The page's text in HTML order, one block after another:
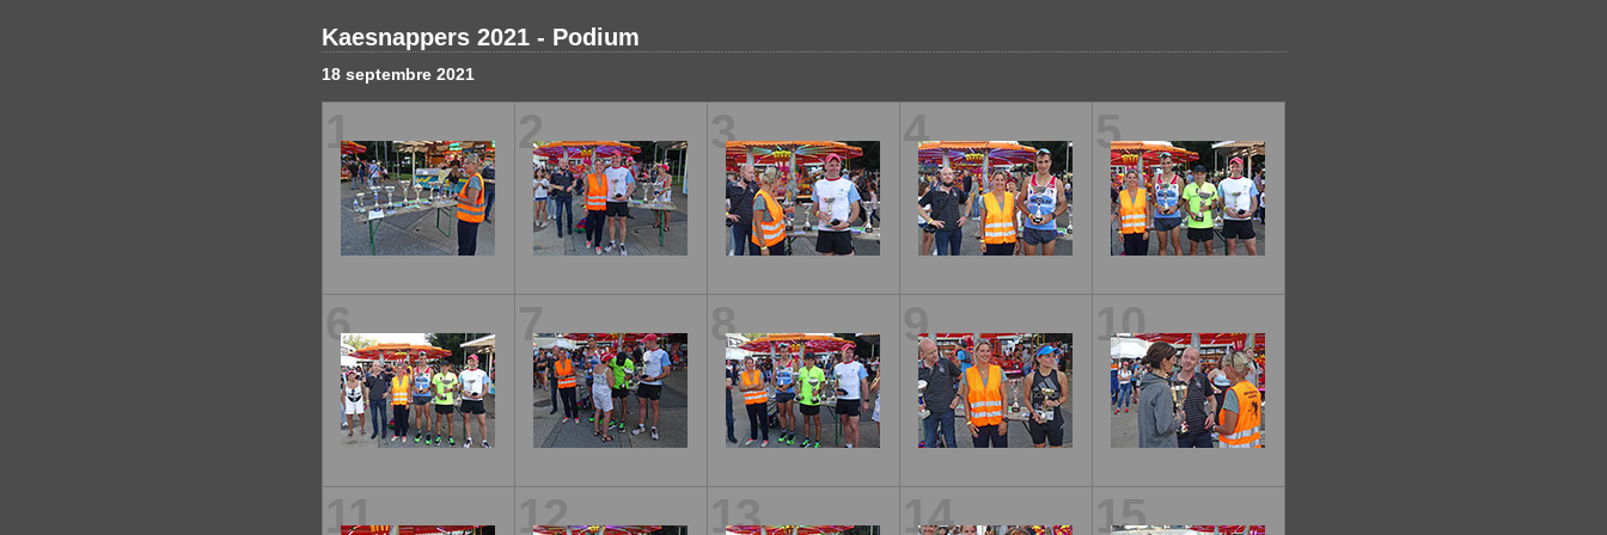
Kaesnappers 2021 - Podium
18 septembre 2021
1 2 3 4 5
6 7 8 9 10
11 12 13 14 15